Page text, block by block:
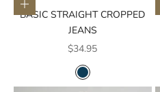
Elige opciones
BASIC STRAIGHT CROPPED
JEANS
Precio de oferta
$34.95
COLOR
AZUL OSCURO